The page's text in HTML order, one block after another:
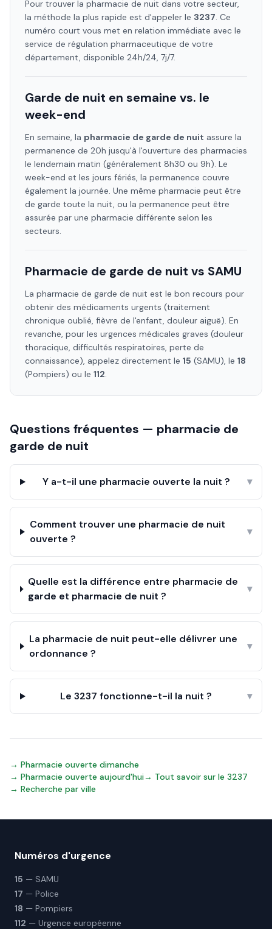
Pour trouver la pharmacie de nuit dans votre secteur,
la méthode la plus rapide est d'appeler le 3237. Ce
numéro court vous met en relation immédiate avec le
service de régulation pharmaceutique de votre
département, disponible 24h/24, 7j/7.
Garde de nuit en semaine vs. le
week-end
En semaine, la pharmacie de garde de nuit assure la
permanence de 20h jusqu'à l'ouverture des pharmacies
le lendemain matin (généralement 8h30 ou 9h). Le
week-end et les jours fériés, la permanence couvre
également la journée. Une même pharmacie peut être
de garde toute la nuit, ou la permanence peut être
assurée par une pharmacie différente selon les
secteurs.
Pharmacie de garde de nuit vs SAMU
La pharmacie de garde de nuit est le bon recours pour
obtenir des médicaments urgents (traitement
chronique oublié, fièvre de l'enfant, douleur aiguë). En
revanche, pour les urgences médicales graves (douleur
thoracique, difficultés respiratoires, perte de
connaissance), appelez directement le 15 (SAMU), le 18
(Pompiers) ou le 112.
Questions fréquentes — pharmacie de
garde de nuit
Y a-t-il une pharmacie ouverte la nuit ? ▾
Comment trouver une pharmacie de nuit
ouverte ?
▾
Quelle est la différence entre pharmacie de
garde et pharmacie de nuit ?
▾
La pharmacie de nuit peut-elle délivrer une
ordonnance ?
▾
Le 3237 fonctionne-t-il la nuit ? ▾
→ Pharmacie ouverte dimanche
→ Pharmacie ouverte aujourd'hui→ Tout savoir sur le 3237
→ Recherche par ville
Numéros d'urgence
15 — SAMU
17 — Police
18 — Pompiers
112 — Urgence européenne